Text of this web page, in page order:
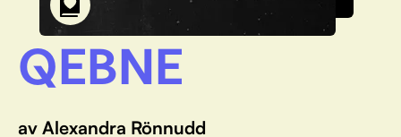
QEBNE
av Alexandra Rönnudd